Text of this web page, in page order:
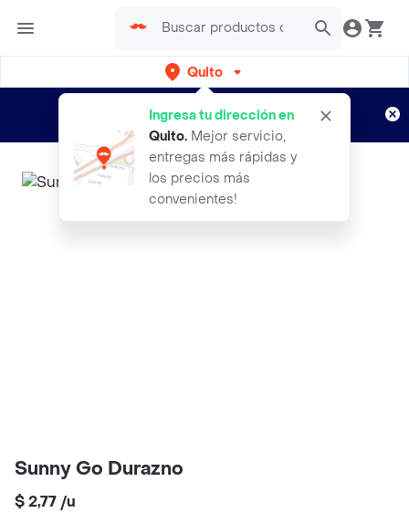
Quito
Ingresa tu dirección en
Quito. Mejor servicio,
entregas más rápidas y
los precios más
convenientes!
envíos gratis por semanas
Aplican TyC
Sunny Go Durazno
$ 2,77 /u